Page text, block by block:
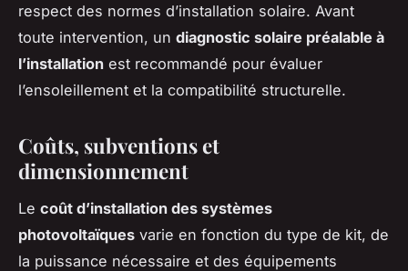
respect des normes d’installation solaire. Avant
toute intervention, un diagnostic solaire préalable à
l’installation est recommandé pour évaluer
l’ensoleillement et la compatibilité structurelle.
Coûts, subventions et
dimensionnement
Le coût d’installation des systèmes
photovoltaïques varie en fonction du type de kit, de
la puissance nécessaire et des équipements